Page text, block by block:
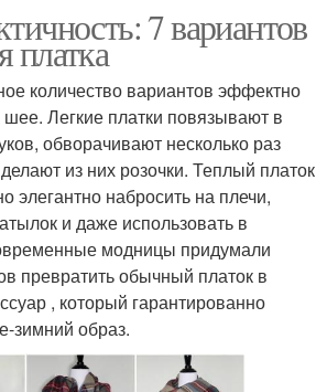
7 вариантов
платка
количество вариантов эффектно
шее. Легкие платки повязывают в
обворачивают несколько раз
из них розочки. Теплый платок
элегантно набросить на плечи,
и даже использовать в
модницы придумали
превратить обычный платок в
, который гарантированно
зимний образ.